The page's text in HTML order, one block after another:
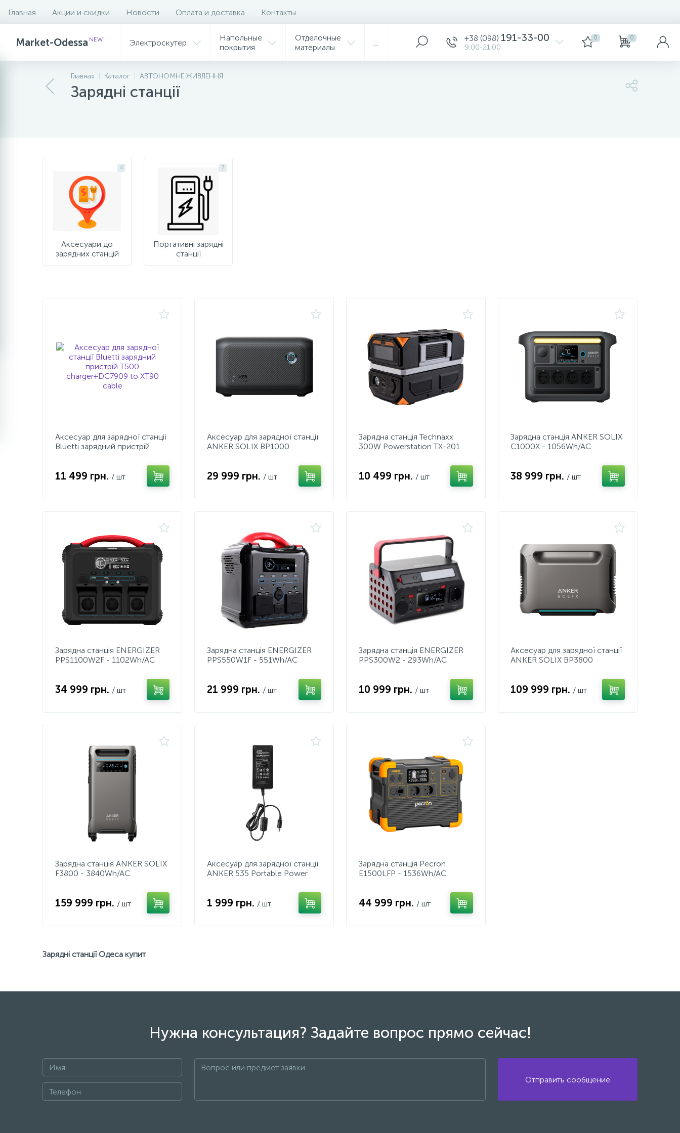
Главная Акции и скидки Новости Оплата и доставка Контакты
Market-Odessa NEW Электроскутер
Напольные
покрытия
Отделочные
материалы
+38 (098) 191-33-00
9:00-21:00
0 0
Главная Каталог АВТОНОМНЕ ЖИВЛЕННЯ
Зарядні станції
Фильтр
4
Аксесуари до
зарядних станцій
7
Портативні зарядні
станції
Аксесуар для зарядної станції
Bluetti зарядний пристрій
11 499 грн. / шт
Аксесуар для зарядної станції
ANKER SOLIX BP1000
29 999 грн. / шт
Зарядна станція Technaxx
300W Powerstation TX-201
10 499 грн. / шт
Зарядна станція ANKER SOLIX
C1000X - 1056Wh/AC
2xPD/2xUSB/1xCar/MPPT
38 999 грн. / шт
Зарядна станція ENERGIZER
PPS1100W2F - 1102Wh/AC
PD/2xUSB/2xDC/1xCar/MPPT
34 999 грн. / шт
Зарядна станція ENERGIZER
PPS550W1F - 551Wh/AC
PD/2xUSB/2xDC/1xCar/MPPT
21 999 грн. / шт
Зарядна станція ENERGIZER
PPS300W2 - 293Wh/AC
PD/2xUSB/2xDC/1xCar/Qi/LEDMPPT
10 999 грн. / шт
Аксесуар для зарядної станції
ANKER SOLIX BP3800
109 999 грн. / шт
Зарядна станція ANKER SOLIX
F3800 - 3840Wh/AC
3xPD/2xUSB/1xCar/MPPT
159 999 грн. / шт
Аксесуар для зарядної станції
ANKER 535 Portable Power
1 999 грн. / шт
Зарядна станція Pecron
E1500LFP - 1536Wh/AC
1xPD/4xUSB/1xCar/Qi/UPS/MPPT
44 999 грн. / шт
Зарядні станції Одеса купит
Нужна консультация? Задайте вопрос прямо сейчас!
Отправить сообщение